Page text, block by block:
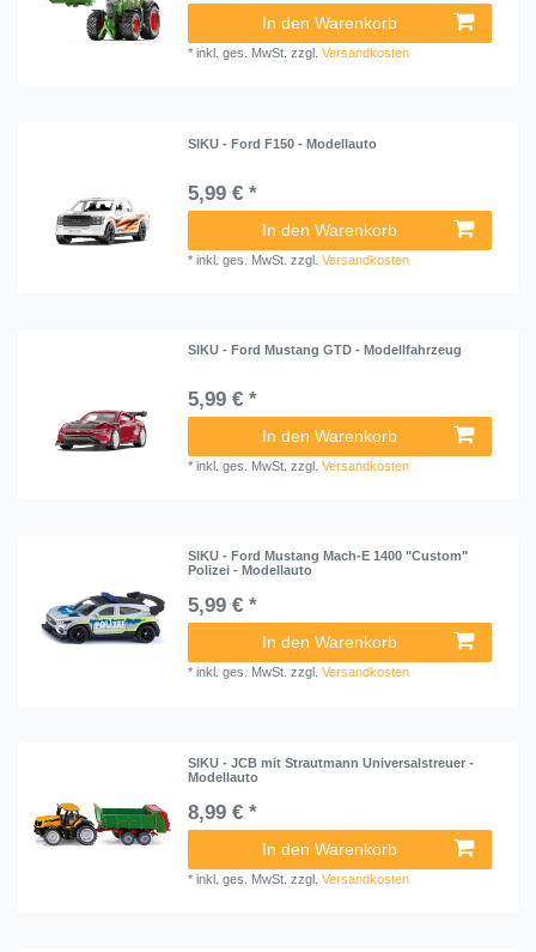
In den Warenkorb
*inkl. ges. MwSt. zzgl.Versandkosten
SIKU - Ford F150 - Modellauto
5,99 € *
In den Warenkorb
*inkl. ges. MwSt. zzgl.Versandkosten
SIKU - Ford Mustang GTD - Modellfahrzeug
5,99 € *
In den Warenkorb
*inkl. ges. MwSt. zzgl.Versandkosten
SIKU - Ford Mustang Mach-E 1400 "Custom"
Polizei - Modellauto
5,99 € *
In den Warenkorb
*inkl. ges. MwSt. zzgl.Versandkosten
SIKU - JCB mit Strautmann Universalstreuer -
Modellauto
8,99 € *
In den Warenkorb
*inkl. ges. MwSt. zzgl.Versandkosten